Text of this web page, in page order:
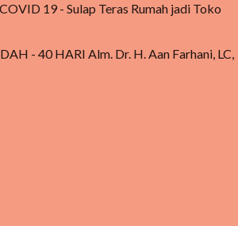
19 - Sulap Teras Rumah jadi Toko
- 40 HARI Alm. Dr. H. Aan Farhani, LC,